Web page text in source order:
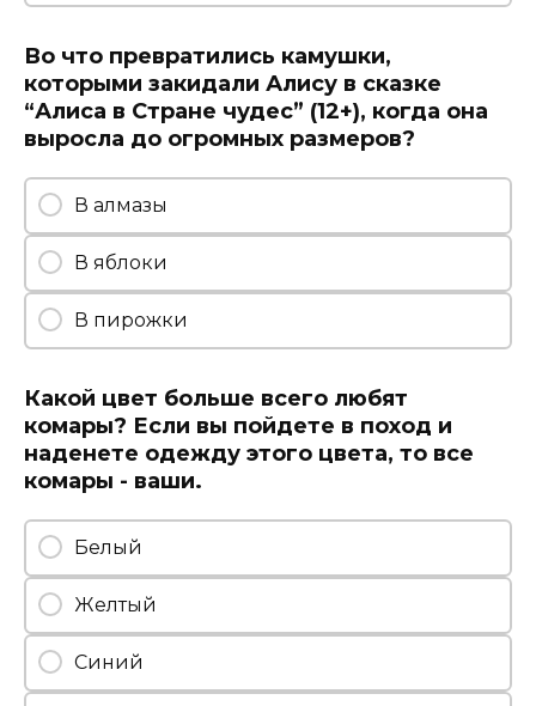
Во что превратились камушки,
которыми закидали Алису в сказке
“Алиса в Стране чудес” (12+), когда она
выросла до огромных размеров?
В алмазы
В яблоки
В пирожки
Какой цвет больше всего любят
комары? Если вы пойдете в поход и
наденете одежду этого цвета, то все
комары - ваши.
Белый
Желтый
Синий